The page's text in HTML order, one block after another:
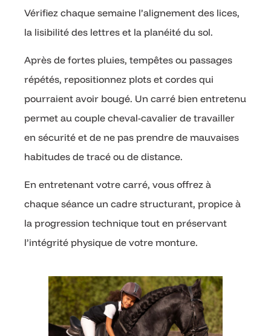
Vérifiez chaque semaine l’alignement des lices,
la lisibilité des lettres et la planéité du sol.
Après de fortes pluies, tempêtes ou passages
répétés, repositionnez plots et cordes qui
pourraient avoir bougé. Un carré bien entretenu
permet au couple cheval-cavalier de travailler
en sécurité et de ne pas prendre de mauvaises
habitudes de tracé ou de distance.
En entretenant votre carré, vous offrez à
chaque séance un cadre structurant, propice à
la progression technique tout en préservant
l’intégrité physique de votre monture.